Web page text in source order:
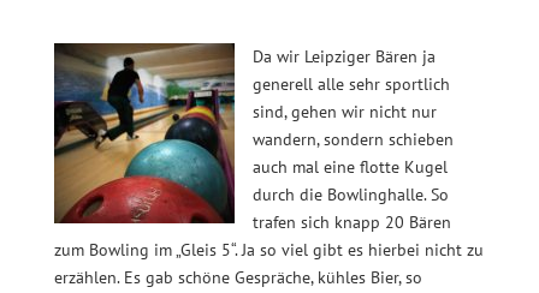
Da wir Leipziger Bären ja
generell alle sehr sportlich
sind, gehen wir nicht nur
wandern, sondern schieben
auch mal eine flotte Kugel
durch die Bowlinghalle. So
trafen sich knapp 20 Bären
zum Bowling im „Gleis 5“. Ja so viel gibt es hierbei nicht zu
erzählen. Es gab schöne Gespräche, kühles Bier, so